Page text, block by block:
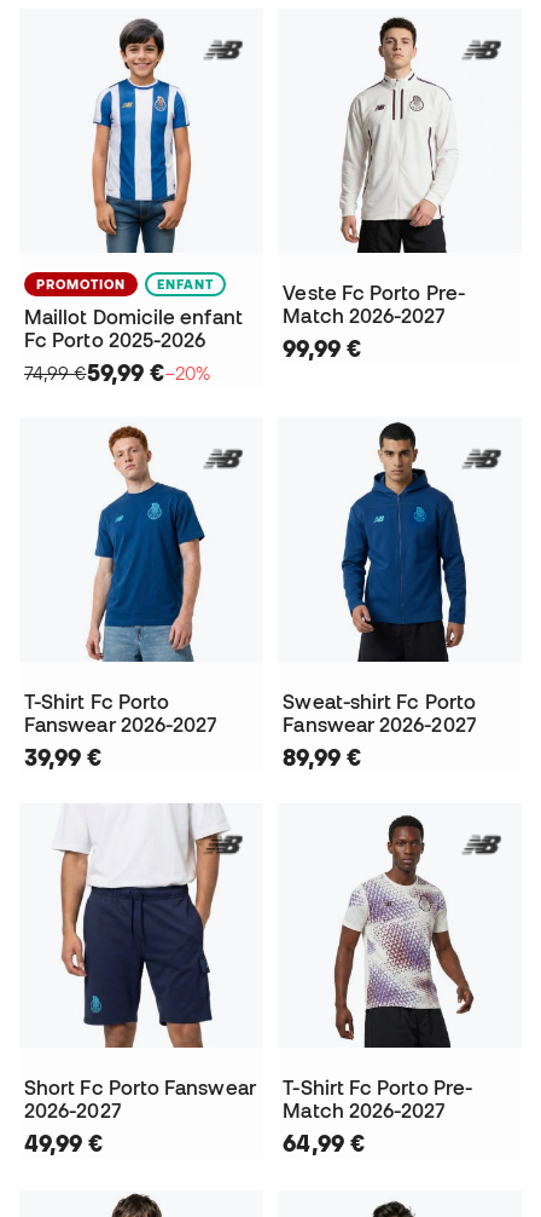
PROMOTION ENFANT
Maillot Domicile enfant
Fc Porto 2025-2026
74,99 €59,99 €−20%
Veste Fc Porto Pre-
Match 2026-2027
99,99 €
T-Shirt Fc Porto
Fanswear 2026-2027
39,99 €
Sweat-shirt Fc Porto
Fanswear 2026-2027
89,99 €
Short Fc Porto Fanswear
2026-2027
49,99 €
T-Shirt Fc Porto Pre-
Match 2026-2027
64,99 €